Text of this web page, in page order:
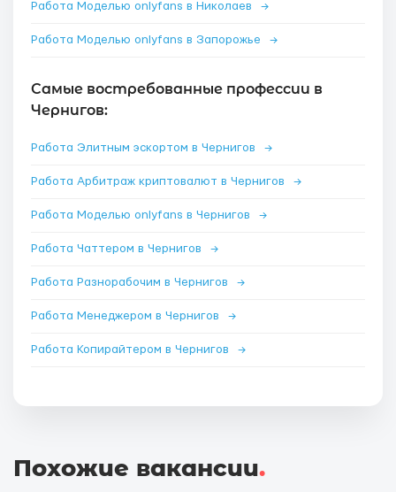
Работа Моделью onlyfans в Николаев →
Работа Моделью onlyfans в Запорожье →
Самые востребованные профессии в
Чернигов:
Работа Элитным эскортом в Чернигов →
Работа Арбитраж криптовалют в Чернигов →
Работа Моделью onlyfans в Чернигов →
Работа Чаттером в Чернигов →
Работа Разнорабочим в Чернигов →
Работа Менеджером в Чернигов →
Работа Копирайтером в Чернигов →
Похожие вакансии.